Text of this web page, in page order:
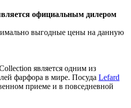
официальным дилером
выгодные цены на данную
является одним из
фарфора в мире. Посуда Lefard
приеме и в повседневной